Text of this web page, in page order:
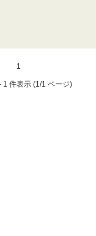
1
1 件表示 (1/1 ページ)